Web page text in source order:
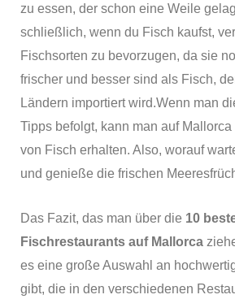
zu essen, der schon eine Weile
schließlich, wenn du Fisch kaufst,
Fischsorten zu bevorzugen, da sie
frischer und besser sind als Fisch,
Ländern importiert wird.Wenn man
Tipps befolgt, kann man auf
von Fisch erhalten. Also, worauf
und genieße die frischen
Das Fazit, das man über die 10
Fischrestaurants auf Mallorca
es eine große Auswahl an
gibt, die in den verschiedenen